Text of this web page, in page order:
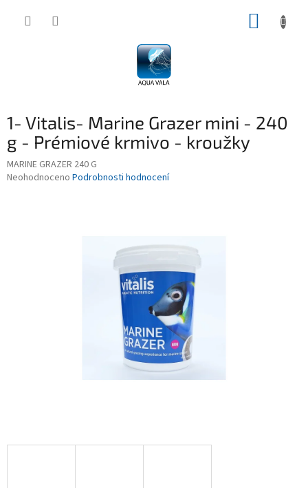
1- Vitalis- Marine Grazer mini - 240
g - Prémiové krmivo - kroužky
MARINE GRAZER 240 G
Průměrné
Neohodnoceno Podrobnosti hodnocení